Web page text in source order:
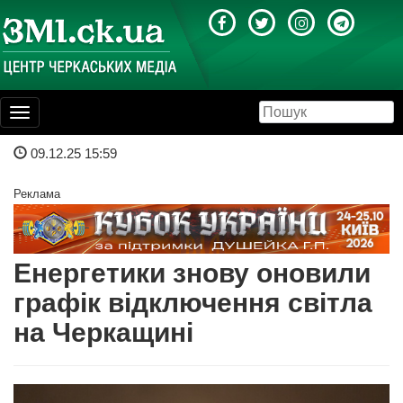
Toggle
navigation
09.12.25 15:59
Реклама
Енергетики знову оновили
графік відключення світла
на Черкащині